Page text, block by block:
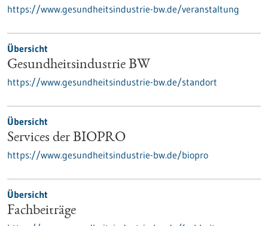
https://www.gesundheitsindustrie-bw.de/veranstaltung
Übersicht
Gesundheitsindustrie BW
https://www.gesundheitsindustrie-bw.de/standort
Übersicht
Services der BIOPRO
https://www.gesundheitsindustrie-bw.de/biopro
Übersicht
Fachbeiträge